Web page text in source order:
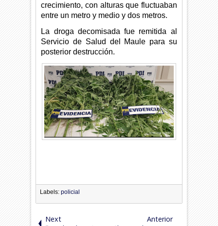
crecimiento, con alturas que fluctuaban
entre un metro y medio y dos metros.
La droga decomisada fue remitida al
Servicio de Salud del Maule para su
posterior destrucción.
Labels:policial
Next Anterior